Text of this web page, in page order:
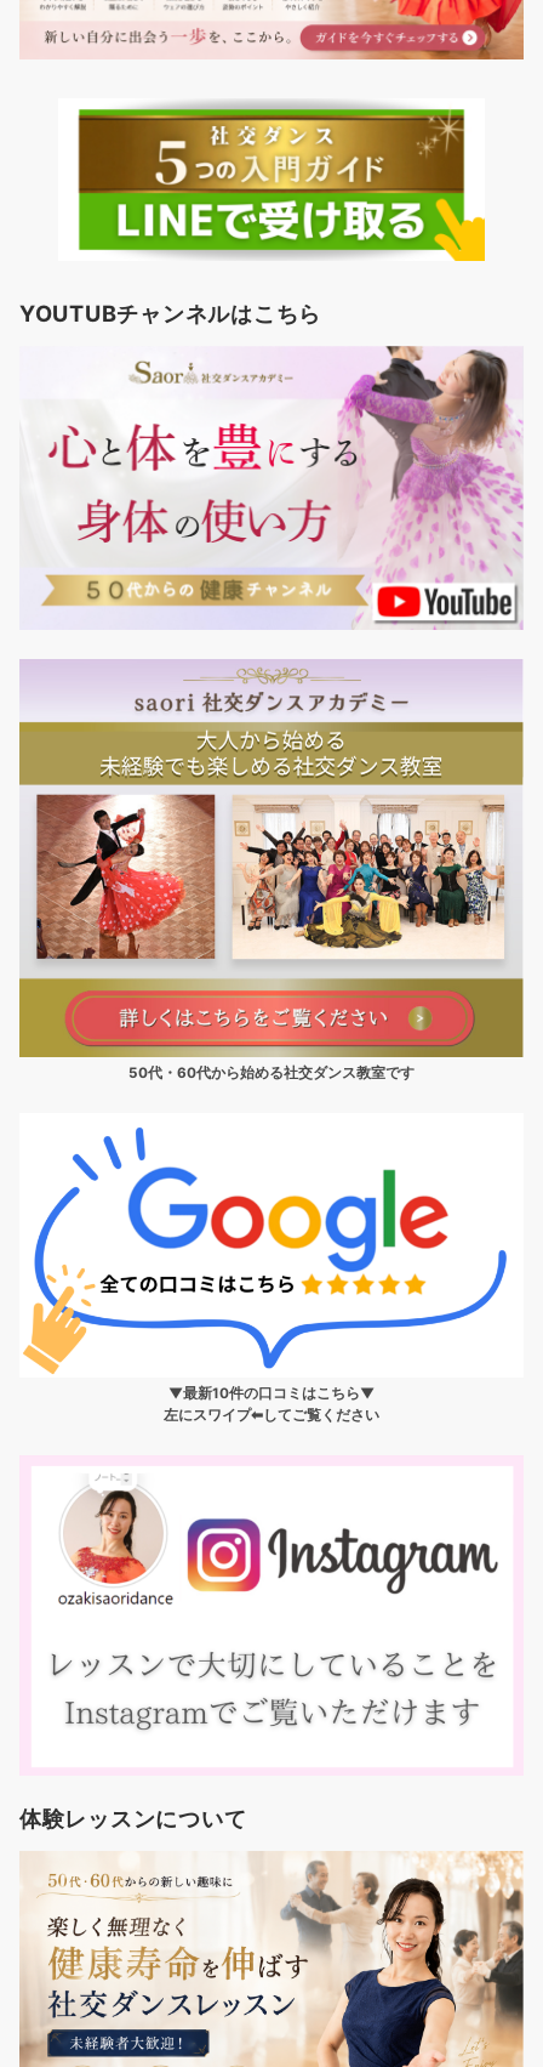
YOUTUBチャンネルはこちら
50代・60代から始める社交ダンス教室です
▼最新10件の口コミはこちら▼
左にスワイプ⬅︎してご覧ください
体験レッスンについて